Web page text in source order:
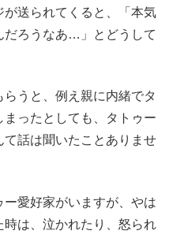
送られてくると、「本気
だろうなあ…」とどうして
うと、例え親に内緒でタ
まったとしても、タトゥー
話は聞いたことありませ
愛好家がいますが、やは
時は、泣かれたり、怒られ